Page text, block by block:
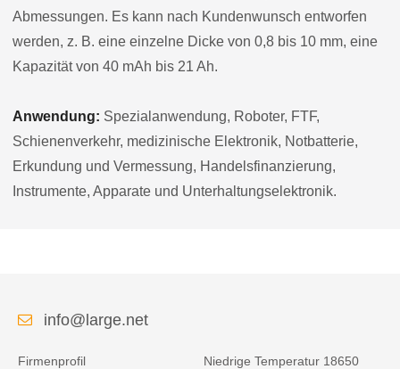
Abmessungen. Es kann nach Kundenwunsch entworfen
werden, z. B. eine einzelne Dicke von 0,8 bis 10 mm, eine
Kapazität von 40 mAh bis 21 Ah.
Anwendung: Spezialanwendung, Roboter, FTF,
Schienenverkehr, medizinische Elektronik, Notbatterie,
Erkundung und Vermessung, Handelsfinanzierung,
Instrumente, Apparate und Unterhaltungselektronik.
info@large.net
Firmenprofil
Niedrige Temperatur 18650